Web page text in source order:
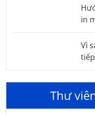
in
Vì
Thư